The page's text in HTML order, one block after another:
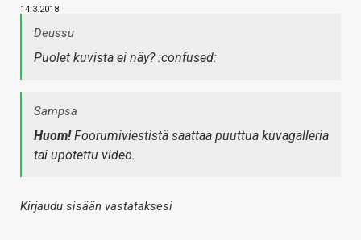
14.3.2018
Deussu
Puolet kuvista ei näy? :confused:
Sampsa
Huom!Foorumiviestistä saattaa puuttua kuvagalleria
tai upotettu video.
Kirjaudu sisään vastataksesi